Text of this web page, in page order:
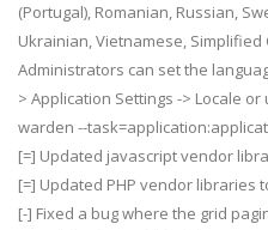
(Portugal), Romanian, Russian,
Ukrainian, Vietnamese,
Administrators can set the
> Application Settings -> Locale or
warden --
[=] Updated javascript vendor
[=] Updated PHP vendor libraries
[-] Fixed a bug where the grid